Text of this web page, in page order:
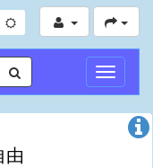
切
换
导